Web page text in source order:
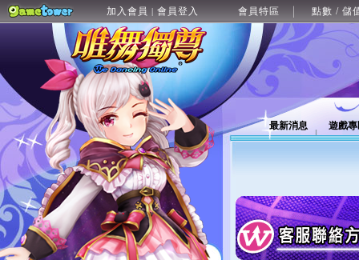
加入會員 | 會員登入 會員特區 點數 / 儲
最新消息 遊戲